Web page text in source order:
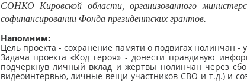
СОНКО Кировской области, организованного
софинансировании Фонда президентских грантов.
Напомним:
Цель проекта - сохранение памяти о подвигах нолинчан -
Задача проекта «Код героя» - донести правдивую
подчеркнув личный вклад и жертвы нолинчан через
видеоинтервью, личные вещи участников СВО и т.д.) и